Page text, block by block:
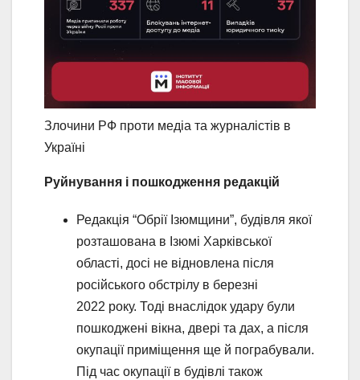
Злочини РФ проти медіа та журналістів в
Україні
Руйнування і пошкодження редакцій
Редакція “Обрії Ізюмщини”, будівля якої
розташована в Ізюмі Харківської
області, досі не відновлена після
російського обстрілу в березні
2022 року. Тоді внаслідок удару були
пошкоджені вікна, двері та дах, а після
окупації приміщення ще й пограбували.
Під час окупації в будівлі також